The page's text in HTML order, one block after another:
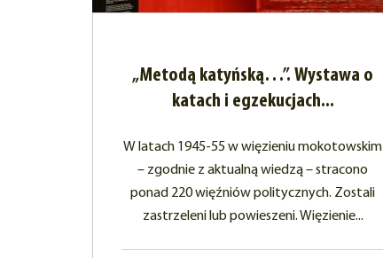
„Metodą katyńską…”. Wystawa o
katach i egzekucjach...
W latach 1945-55 w więzieniu mokotowskim
– zgodnie z aktualną wiedzą – stracono
ponad 220 więźniów politycznych. Zostali
zastrzeleni lub powieszeni. Więzienie...